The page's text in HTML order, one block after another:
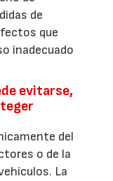
de
que
inadecuado
evitarse,
del
o de la
La